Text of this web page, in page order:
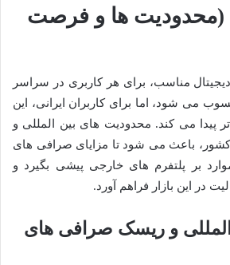
(محدودیت ها و فرصت
مناسب، برای هر کاربری در سراسر
می شود، اما برای کاربران ایرانی، این
پیدا می کند. محدودیت های بین المللی و
باعث می شود تا مزایای صرافی های
بر پلتفرم های خارجی پیشی بگیرد و
در این بازار فراهم آورد.
و ریسک صرافی های